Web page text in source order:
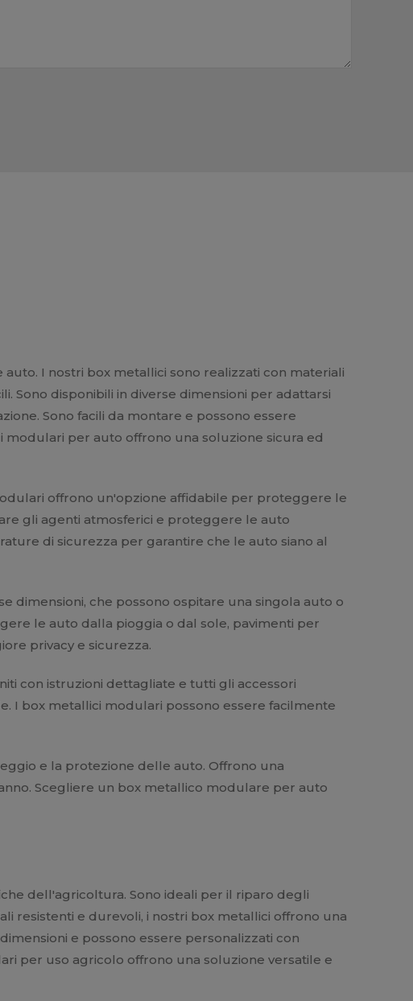
I nostri box metallici sono realizzati con materiali
Sono disponibili in diverse dimensioni per adattarsi
Sono facili da montare e possono essere
per auto offrono una soluzione sicura ed
offrono un'opzione affidabile per proteggere le
gli agenti atmosferici e proteggere le auto
di sicurezza per garantire che le auto siano al
dimensioni, che possono ospitare una singola auto o
le auto dalla pioggia o dal sole, pavimenti per
privacy e sicurezza.
con istruzioni dettagliate e tutti gli accessori
I box metallici modulari possono essere facilmente
e la protezione delle auto. Offrono una
Scegliere un box metallico modulare per auto
dell'agricoltura. Sono ideali per il riparo degli
resistenti e durevoli, i nostri box metallici offrono una
e possono essere personalizzati con
per uso agricolo offrono una soluzione versatile e